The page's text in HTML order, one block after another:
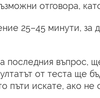
отговора,
25–45 минути, за
последния въпрос,
от теста ще
пъти искате, ако не